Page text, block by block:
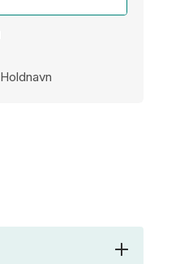
Holdnavn